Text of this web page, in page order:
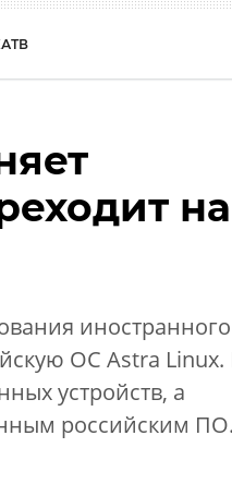
ТВ
на
иностранного
ОС Astra Linux.
устройств, а
российским